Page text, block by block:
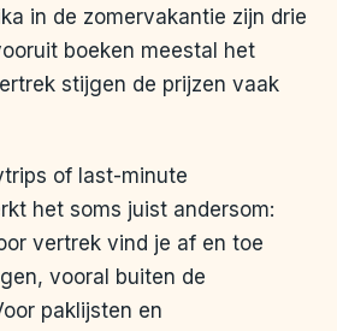
in de zomervakantie zijn drie
boeken meestal het
stijgen de prijzen vaak
of last-minute
het soms juist andersom:
vertrek vind je af en toe
vooral buiten de
paklijsten en